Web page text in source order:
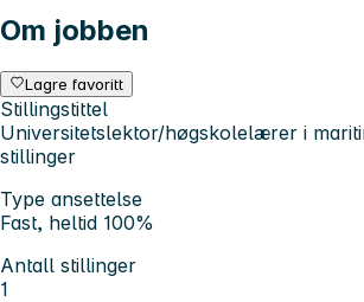
Om jobben
Lagre favoritt
Stillingstittel
Universitetslektor/høgskolelærer i
stillinger
Type ansettelse
Fast, heltid 100%
Antall stillinger
1